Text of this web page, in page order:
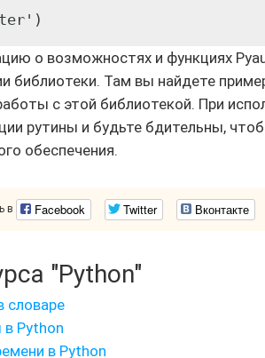
о возможностях и функциях
библиотеки. Там вы найдете
с этой библиотекой. При
рутины и будьте бдительны,
обеспечения.
в Facebook Twitter Вконтакте
"Python"
словаре
в Python
в Python